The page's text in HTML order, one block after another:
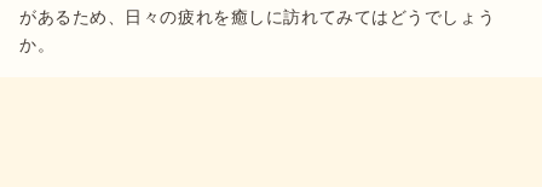
があるため、日々の疲れを癒しに訪れてみてはどうでしょう
か。